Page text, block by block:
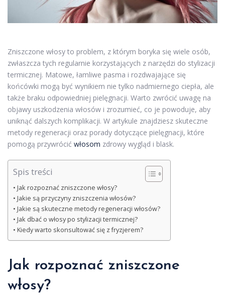
Zniszczone włosy to problem, z którym boryka się wiele osób,
zwłaszcza tych regularnie korzystających z narzędzi do stylizacji
termicznej. Matowe, łamliwe pasma i rozdwajające się
końcówki mogą być wynikiem nie tylko nadmiernego ciepła, ale
także braku odpowiedniej pielęgnacji. Warto zwrócić uwagę na
objawy uszkodzenia włosów i zrozumieć, co je powoduje, aby
uniknąć dalszych komplikacji. W artykule znajdziesz skuteczne
metody regeneracji oraz porady dotyczące pielęgnacji, które
pomogą przywrócić włosom zdrowy wygląd i blask.
Spis treści
Jak rozpoznać zniszczone włosy?
Jakie są przyczyny zniszczenia włosów?
Jakie są skuteczne metody regeneracji włosów?
Jak dbać o włosy po stylizacji termicznej?
Kiedy warto skonsultować się z fryzjerem?
Jak rozpoznać zniszczone
włosy?